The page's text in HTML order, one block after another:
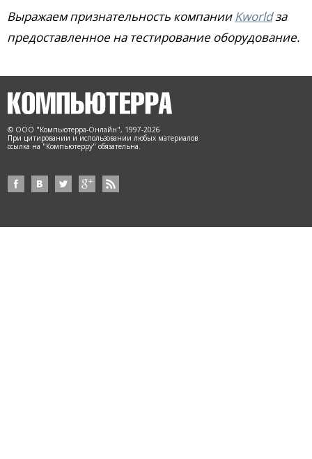
Выражаем признательность компанииKworldза
предоставленное на тестирование оборудование.
© ООО "Компьютерра-Онлайн", 1997-2026
При цитировании и использовании любых материалов
ссылка на "Компьютерру" обязательна.